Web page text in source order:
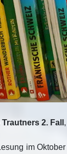
2. Fall
im